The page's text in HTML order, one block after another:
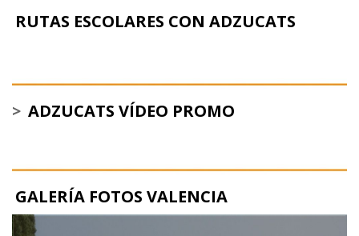
RUTAS ESCOLARES CON ADZUCATS
> ADZUCATS VÍDEO PROMO
GALERÍA FOTOS VALENCIA